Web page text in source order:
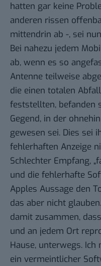
hatten gar keine
anderen rissen
mittendrin ab -, sei
Bei nahezu jedem
ab, wenn es so
Antenne teilweise
die einen totalen
feststellten, befanden
Gegend, in der
gewesen sei. Dies sei
fehlerhaften Anzeige
Schlechter Empfang,
und die fehlerhafte
Apples Aussage den
das aber nicht
damit zusammen,
und an jedem Ort
Hause, unterwegs.
ein vermeintlicher